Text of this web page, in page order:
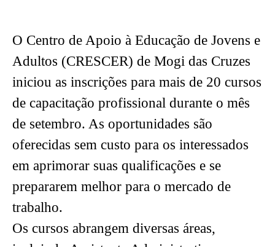
O Centro de Apoio à Educação de Jovens e
Adultos (CRESCER) de Mogi das Cruzes
iniciou as inscrições para mais de 20 cursos
de capacitação profissional durante o mês
de setembro. As oportunidades são
oferecidas sem custo para os interessados
em aprimorar suas qualificações e se
prepararem melhor para o mercado de
trabalho.
Os cursos abrangem diversas áreas,